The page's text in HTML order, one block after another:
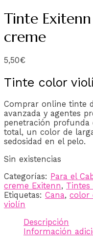
Tinte
creme
5,50€
Tinte color
Comprar online tinte
avanzada y agentes
penetración
total, un color de
sedosidad en el pelo.
Sin existencias
Categorías: Para el
creme Exitenn, Tintes
Etiquetas: Cana, color
violín
Descripción
Información